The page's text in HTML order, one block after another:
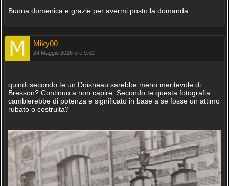
Buona domenica e grazie per avermi posto la domanda.
Miky00
24 Maggio 2026 ore 9:52
quindi secondo te un Doisneau sarebbe meno meritevole di
Bresson? Continuo a non capire. Secondo te questa fotografia
cambierebbe di potenza e significato in base a se fosse un attimo
rubato o costruita?